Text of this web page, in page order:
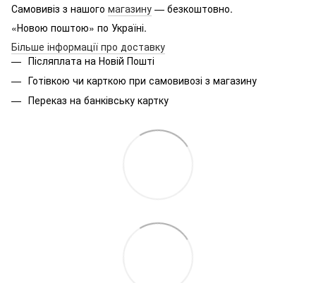
Самовивіз з нашого магазину — безкоштовно.
«Новою поштою» по Україні.
Більше інформації про доставку
Післяплата на Новій Пошті
Готівкою чи карткою при самовивозі з магазину
Переказ на банківську картку